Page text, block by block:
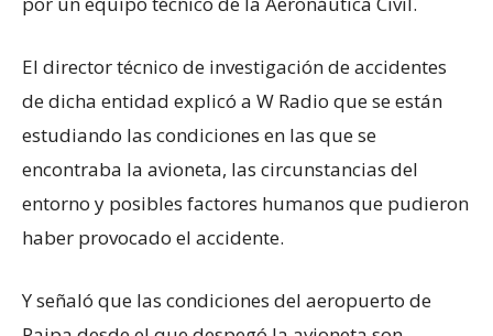
El director técnico de investigación de accidentes
de dicha entidad explicó a W Radio que se están
estudiando las condiciones en las que se
encontraba la avioneta, las circunstancias del
entorno y posibles factores humanos que pudieron
haber provocado el accidente.
Y señaló que las condiciones del aeropuerto de